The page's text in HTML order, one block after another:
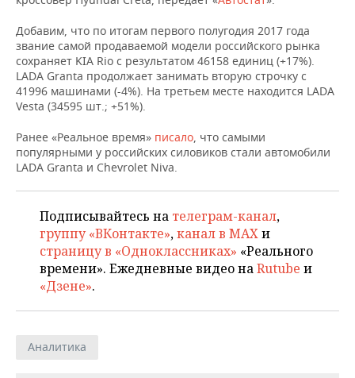
ЭНЕРГЕТИКА
ТЕЛЕКОММУНИКАЦИИ
БИЗНЕС-БРАНЧИ
ONLINE-КОНФЕРЕНЦИИ
ОТКРЫТАЯ ЛЕКЦИЯ
ФУТБОЛ
ХОККЕЙ
БАСКЕТБОЛ
ВОЛЕЙБОЛ
ФИГУРНОЕ КАТАНИЕ
ВОДНЫЕ ВИДЫ СПОРТА
ХОККЕЙ С МЯЧОМ
НОВОСТИ ОБЩЕСТВА
ВЛАСТЬ
ИНФРАСТРУКТУРА
ИСТОРИЯ
МЕДИЦИНА
ОБРАЗОВАНИЕ
ПРОИСШЕСТВИЯ
ФОТОГАЛЕРЕЯ
СЮЖЕТЫ
СПРАВОЧНИК
СПИСОК ПЕРСОН
ПОЛНАЯ ВЕРСИЯ
Добавим, что по итогам первого полугодия 2017 года
звание самой продаваемой модели российского рынка
сохраняет KIA Rio с результатом 46158 единиц (+17%).
LADA Granta продолжает занимать вторую строчку с
41996 машинами (-4%). На третьем месте находится LADA
Vesta (34595 шт.; +51%).
Ранее «Реальное время» писало, что самыми
популярными у российских силовиков стали автомобили
LADA Granta и Chevrolet Niva.
Подписывайтесь на телеграм-канал,
группу «ВКонтакте»,канал в MAXи
страницу в «Одноклассниках» «Реального
времени». Ежедневные видео наRutube и
«Дзене».
Аналитика